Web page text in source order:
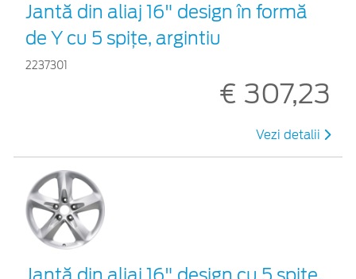
Jantă din aliaj 16" design în formă
de Y cu 5 spiţe, argintiu
2237301
€ 307,23
Vezi detalii
Jantă din aliaj 16" design cu 5 spiţe,